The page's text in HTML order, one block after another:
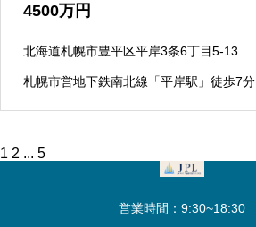
4500万円
北海道札幌市豊平区平岸3条6丁目5-13
札幌市営地下鉄南北線「平岸駅」徒歩7分
投
1 2 ... 5
営業時間：9:30~18:30